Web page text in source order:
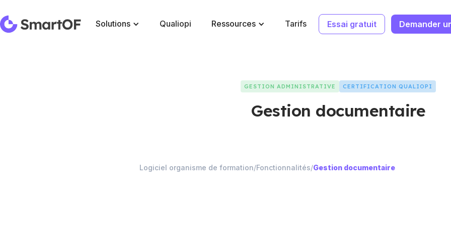
Solutions Qualiopi Ressources Tarifs Essai gratuit Demander
GESTION ADMINISTRATIVE CERTIFICATION QUALIOPI
Gestion documentaire
Logiciel organisme de formation/Fonctionnalités/Gestion documentaire